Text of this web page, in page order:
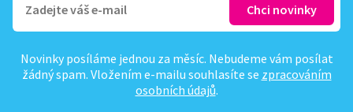
Novinky posíláme jednou za měsíc. Nebudeme vám posílat
žádný spam. Vložením e-mailu souhlasíte se zpracováním
osobních údajů.